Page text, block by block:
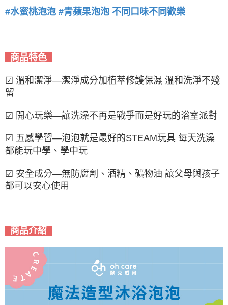
#水蜜桃泡泡 #青蘋果泡泡 不同口味不同歡樂
商品特色
☑︎ 溫和潔淨—潔淨成分加植萃修護保濕 溫和洗淨不殘
留
☑︎ 開心玩樂—讓洗澡不再是戰爭而是好玩的浴室派對
☑︎ 五感學習—泡泡就是最好的STEAM玩具 每天洗澡
都能玩中學、學中玩
☑︎ 安全成分—無防腐劑、酒精、礦物油 讓父母與孩子
都可以安心使用
商品介紹